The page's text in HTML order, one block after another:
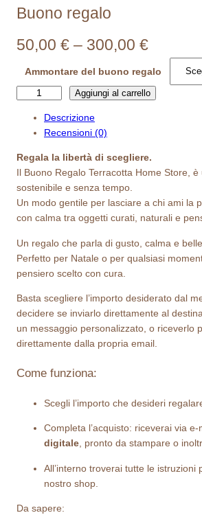
Buono regalo
50,00 € – 300,00 €F
a
s
a
i
p
r
z
z
d
a
5
0
Ammontare del buono regalo
o
r
g
o
q
u
n
t
i
t
Aggiungi al carrello
Descrizione
Recensioni (0)
Regala la libertà di scegliere.
Il Buono Regalo Terracotta Home Store,
sostenibile e senza tempo.
Un modo gentile per lasciare a chi ami la
con calma tra oggetti curati, naturali e
Un regalo che parla di gusto, calma e
Perfetto per Natale o per qualsiasi
pensiero scelto con cura.
Basta scegliere l’importo desiderato dal
decidere se inviarlo direttamente al
un messaggio personalizzato, o riceverlo
direttamente dalla propria email.
Come funziona:
Scegli l’importo che desideri
Completa l’acquisto: riceverai via e-
digitale, pronto da stampare o
All’interno troverai tutte le istruzioni
nostro shop.
Da sapere: